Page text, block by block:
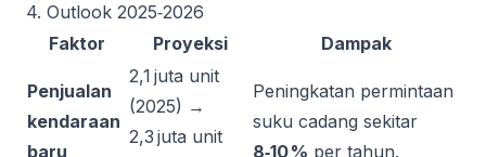
4. Outlook 2025‑2026
Faktor
Proyeksi Dampak
Penjualan
kendaraan
baru
2,1 juta unit
(2025) →
2,3 juta unit
Peningkatan permintaan
suku cadang sekitar
8‑10 % per tahun.